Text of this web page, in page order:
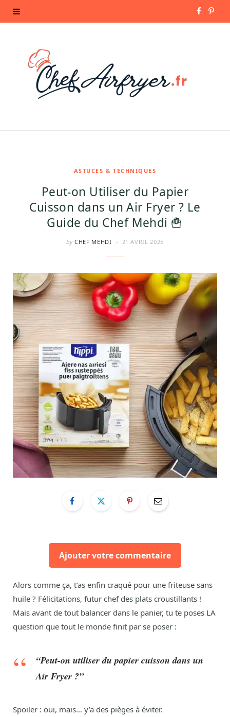
P
ASTUCES & TECHNIQUES
Peut-on Utiliser du Papier
Cuisson dans un Air Fryer ? Le
Guide du Chef Mehdi 🍟
by CHEF MEHDI 21 AVRIL 2025
Ajouter votre commentaire
Alors comme ça, t’as enfin craqué pour une friteuse sans
huile ? Félicitations, futur chef des plats croustillants !
Mais avant de tout balancer dans le panier, tu te poses LA
question que tout le monde finit par se poser :
“Peut-on utiliser du papier cuisson dans un
Air Fryer ?”
Spoiler : oui, mais… y’a des pièges à éviter.